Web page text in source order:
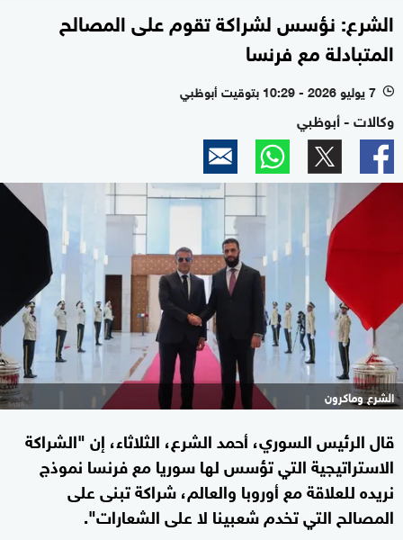
الشرع: نؤسس لشراكة تقوم على المصالح
المتبادلة مع فرنسا
l 7 يوليو 2026 - 10:29 بتوقيت أبوظبي
وكالات - أبوظبي
الشرع وماكرون
قال الرئيس السوري، أحمد الشرع، الثلاثاء، إن "الشراكة
الاستراتيجية التي تؤسس لها سوريا مع فرنسا نموذج
نريده للعلاقة مع أوروبا والعالم، شراكة تبنى على
المصالح التي تخدم شعبينا لا على الشعارات".